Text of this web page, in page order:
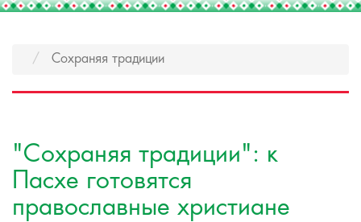
Сохраняя традиции
"Сохраняя традиции": к
Пасхе готовятся
православные христиане